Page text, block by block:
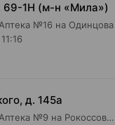
69-1Н (м-н «Мила»)
№16 на Одинцова
д. 145а
ФармОстров ООО Аптека №9 на Рокоссовского